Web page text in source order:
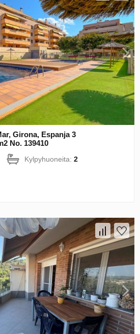
Girona, Espanja 3
No. 139410
Kylpyhuoneita:2